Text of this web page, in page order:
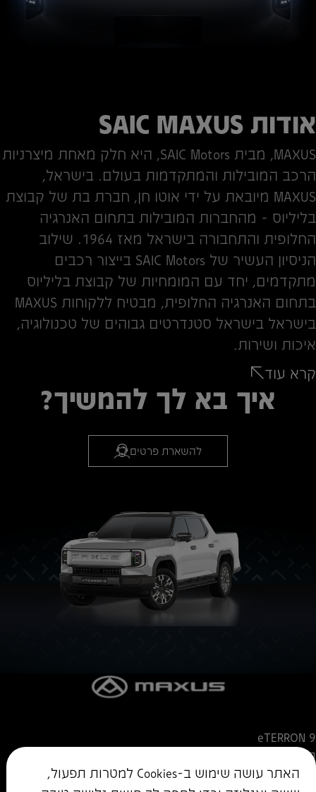
אודות SAIC MAXUS
MAXUS, מבית SAIC Motors, היא חלק מאחת מיצרניות
הרכב המובילות והמתקדמות בעולם. בישראל,
MAXUS מיובאת על ידי אוטו חן, חברת בת של קבוצת
בליליוס - מהחברות המובילות בתחום האנרגיה
החלופית והתחבורה בישראל מאז 1964. שילוב
הניסיון העשיר של SAIC Motors בייצור רכבים
מתקדמים, יחד עם המומחיות של קבוצת בליליוס
בתחום האנרגיה החלופית, מבטיח ללקוחות MAXUS
בישראל בישראל סטנדרטים גבוהים של טכנולוגיה,
איכות ושירות.
קרא עוד
איך בא לך להמשיך?
להשארת פרטים
eTERRON 9
הסיפור של מקסוס
צור קשר
האתר עושה שימוש ב-Cookies למטרות תפעול,
*4946